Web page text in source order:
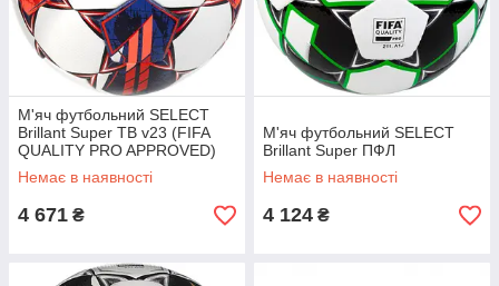
М'яч футбольний SELECT
Brillant Super TB v23 (FIFA
QUALITY PRO APPROVED)
Немає в наявності
4 671 ₴
М'яч футбольний SELECT
Brillant Super ПФЛ
Немає в наявності
4 124 ₴